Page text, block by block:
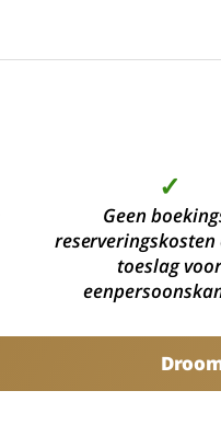
✓
Geen
reserveringskosten
toeslag voor